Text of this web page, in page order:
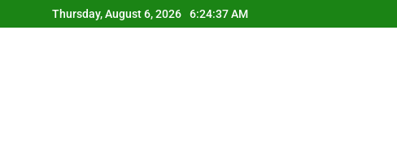
Thursday, August 6, 2026 6:24:38 AM